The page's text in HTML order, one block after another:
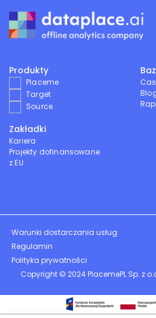
Produkty
Placeme
Target
Source
Zakładki
Kariera
Projekty dofinansowane
z EU
Copyright © 2024 PlacemePL Sp. z
Warunki dostarczania usług
Regulamin
Polityka prywatności